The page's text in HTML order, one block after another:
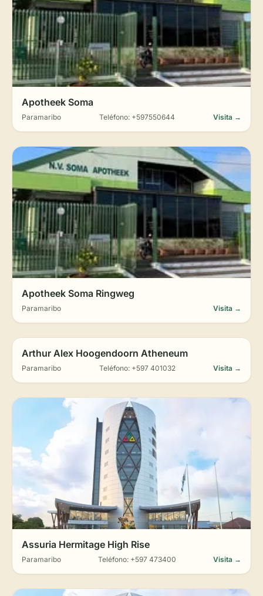
Apotheek Soma
Paramaribo Teléfono: +597550644 Visita →
Apotheek Soma Ringweg
Paramaribo Visita →
Arthur Alex Hoogendoorn Atheneum
Paramaribo Teléfono: +597 401032 Visita →
Assuria Hermitage High Rise
Paramaribo Teléfono: +597 473400 Visita →